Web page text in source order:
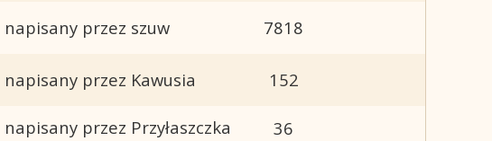
napisany przez szuw
7818
napisany przez Kawusia 152
napisany przez Przyłaszczka
36